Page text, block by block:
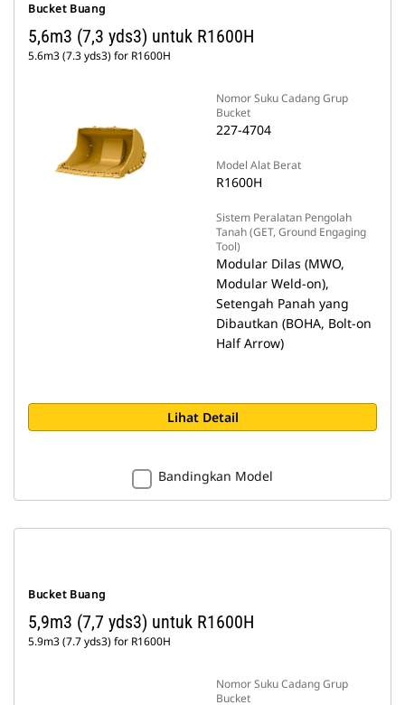
Bucket Buang
5,6m3 (7,3 yds3) untuk R1600H
5.6m3 (7.3 yds3) for R1600H
Nomor Suku Cadang Grup
Bucket
227-4704
Model Alat Berat
R1600H
Sistem Peralatan Pengolah
Tanah (GET, Ground Engaging
Tool)
Modular Dilas (MWO,
Modular Weld-on),
Setengah Panah yang
Dibautkan (BOHA, Bolt-on
Half Arrow)
Lihat Detail
Bandingkan Model
Bucket Buang
5,9m3 (7,7 yds3) untuk R1600H
5.9m3 (7.7 yds3) for R1600H
Nomor Suku Cadang Grup
Bucket